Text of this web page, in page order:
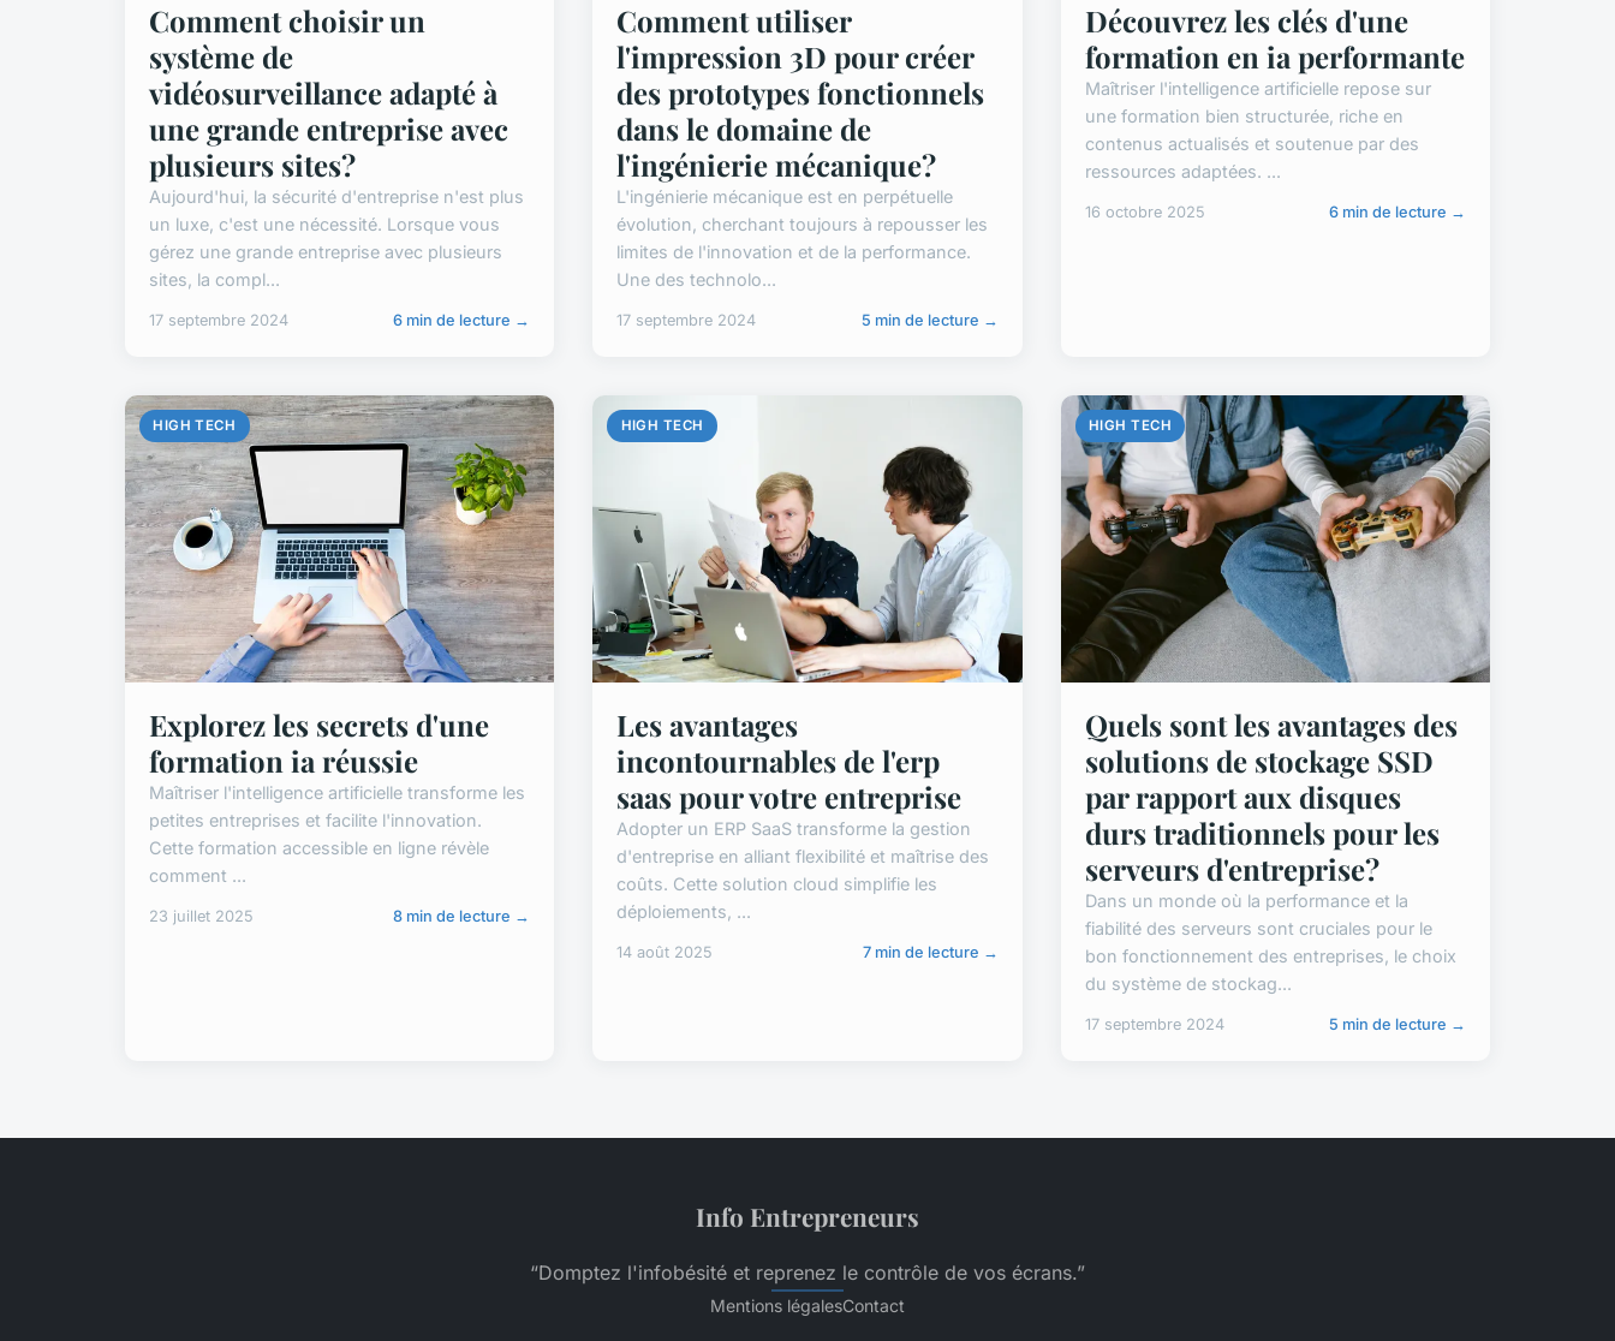
Comment choisir un
système de
vidéosurveillance adapté à
une grande entreprise avec
plusieurs sites?
Aujourd'hui, la sécurité d'entreprise n'est plus
un luxe, c'est une nécessité. Lorsque vous
gérez une grande entreprise avec plusieurs
sites, la compl...
17 septembre 2024 6 min de lecture →
Comment utiliser
l'impression 3D pour créer
des prototypes fonctionnels
dans le domaine de
l'ingénierie mécanique?
L'ingénierie mécanique est en perpétuelle
évolution, cherchant toujours à repousser les
limites de l'innovation et de la performance.
Une des technolo...
17 septembre 2024 5 min de lecture →
Découvrez les clés d'une
formation en ia performante
Maîtriser l'intelligence artificielle repose sur
une formation bien structurée, riche en
contenus actualisés et soutenue par des
ressources adaptées. ...
16 octobre 2025 6 min de lecture →
HIGH TECH
Explorez les secrets d'une
formation ia réussie
Maîtriser l'intelligence artificielle transforme les
petites entreprises et facilite l'innovation.
Cette formation accessible en ligne révèle
comment ...
23 juillet 2025 8 min de lecture →
HIGH TECH
Les avantages
incontournables de l'erp
saas pour votre entreprise
Adopter un ERP SaaS transforme la gestion
d'entreprise en alliant flexibilité et maîtrise des
coûts. Cette solution cloud simplifie les
déploiements, ...
14 août 2025 7 min de lecture →
HIGH TECH
Quels sont les avantages des
solutions de stockage SSD
par rapport aux disques
durs traditionnels pour les
serveurs d'entreprise?
Dans un monde où la performance et la
fiabilité des serveurs sont cruciales pour le
bon fonctionnement des entreprises, le choix
du système de stockag...
17 septembre 2024 5 min de lecture →
Info Entrepreneurs
“Domptez l'infobésité et reprenez le contrôle de vos écrans.”
Mentions légalesContact